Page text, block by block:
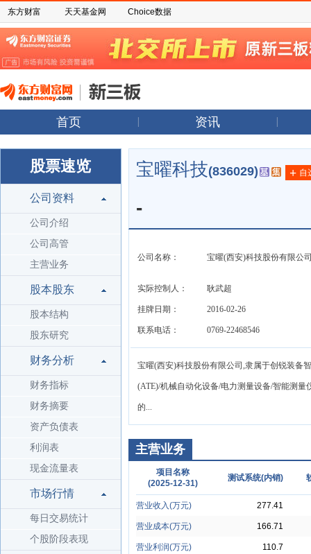
东方财富 天天基金网 Choice数据
首页 资讯
股票速览
公司资料
公司介绍
公司高管
主营业务
股本股东
股本结构
股东研究
财务分析
财务指标
财务摘要
资产负债表
利润表
现金流量表
市场行情
每日交易统计
个股阶段表现
宝曜科技(836029) + 自
-
公司名称： 宝曜(西安)科技股份有限公
实际控制人： 耿武超
挂牌日期： 2016-02-26
联系电话： 0769-22468546
宝曜(西安)科技股份有限公司,隶属于创锐装备
(ATE)/机械自动化设备/电力测量设备/智能测
的...
主营业务
项目名称
(2025-12-31)
营业收入(万元)
营业成本(万元)
营业利润(万元)
测试系统(内销)
277.41
166.71
110.7